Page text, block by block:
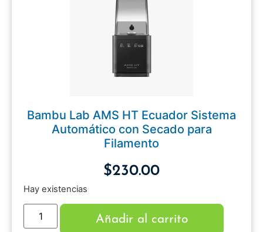
Bambu Lab AMS HT Ecuador Sistema
Automático con Secado para
Filamento
$230.00
Hay existencias
Añadir al carrito